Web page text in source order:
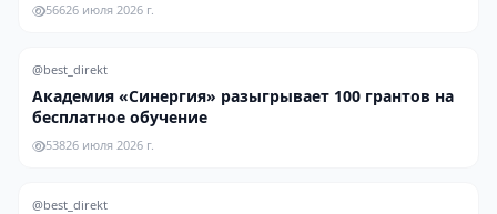
56626 июля 2026 г.
@best_direkt
Академия «Синергия» разыгрывает 100 грантов на
бесплатное обучение
53826 июля 2026 г.
@best_direkt